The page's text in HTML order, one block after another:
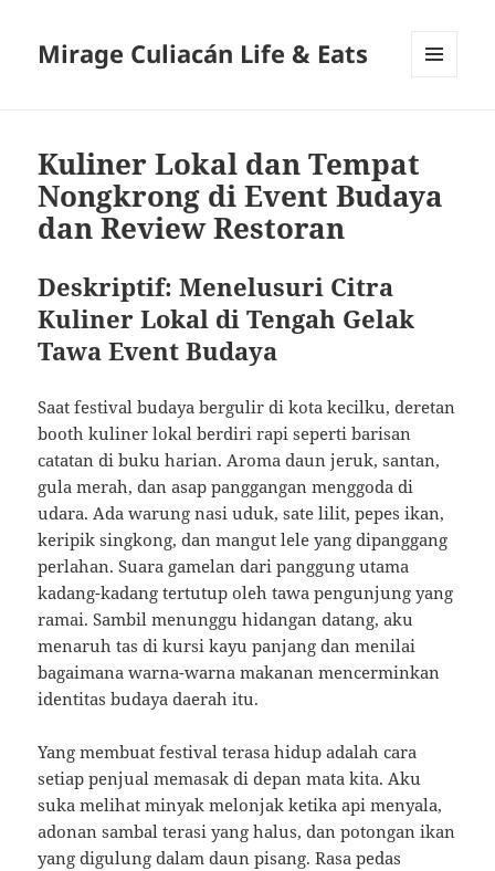
Mirage Culiacán Life & Eats
Kuliner Lokal dan Tempat
Nongkrong di Event Budaya
dan Review Restoran
Deskriptif: Menelusuri Citra
Kuliner Lokal di Tengah Gelak
Tawa Event Budaya
Saat festival budaya bergulir di kota kecilku, deretan
booth kuliner lokal berdiri rapi seperti barisan
catatan di buku harian. Aroma daun jeruk, santan,
gula merah, dan asap panggangan menggoda di
udara. Ada warung nasi uduk, sate lilit, pepes ikan,
keripik singkong, dan mangut lele yang dipanggang
perlahan. Suara gamelan dari panggung utama
kadang-kadang tertutup oleh tawa pengunjung yang
ramai. Sambil menunggu hidangan datang, aku
menaruh tas di kursi kayu panjang dan menilai
bagaimana warna-warna makanan mencerminkan
identitas budaya daerah itu.
Yang membuat festival terasa hidup adalah cara
setiap penjual memasak di depan mata kita. Aku
suka melihat minyak melonjak ketika api menyala,
adonan sambal terasi yang halus, dan potongan ikan
yang digulung dalam daun pisang. Rasa pedas